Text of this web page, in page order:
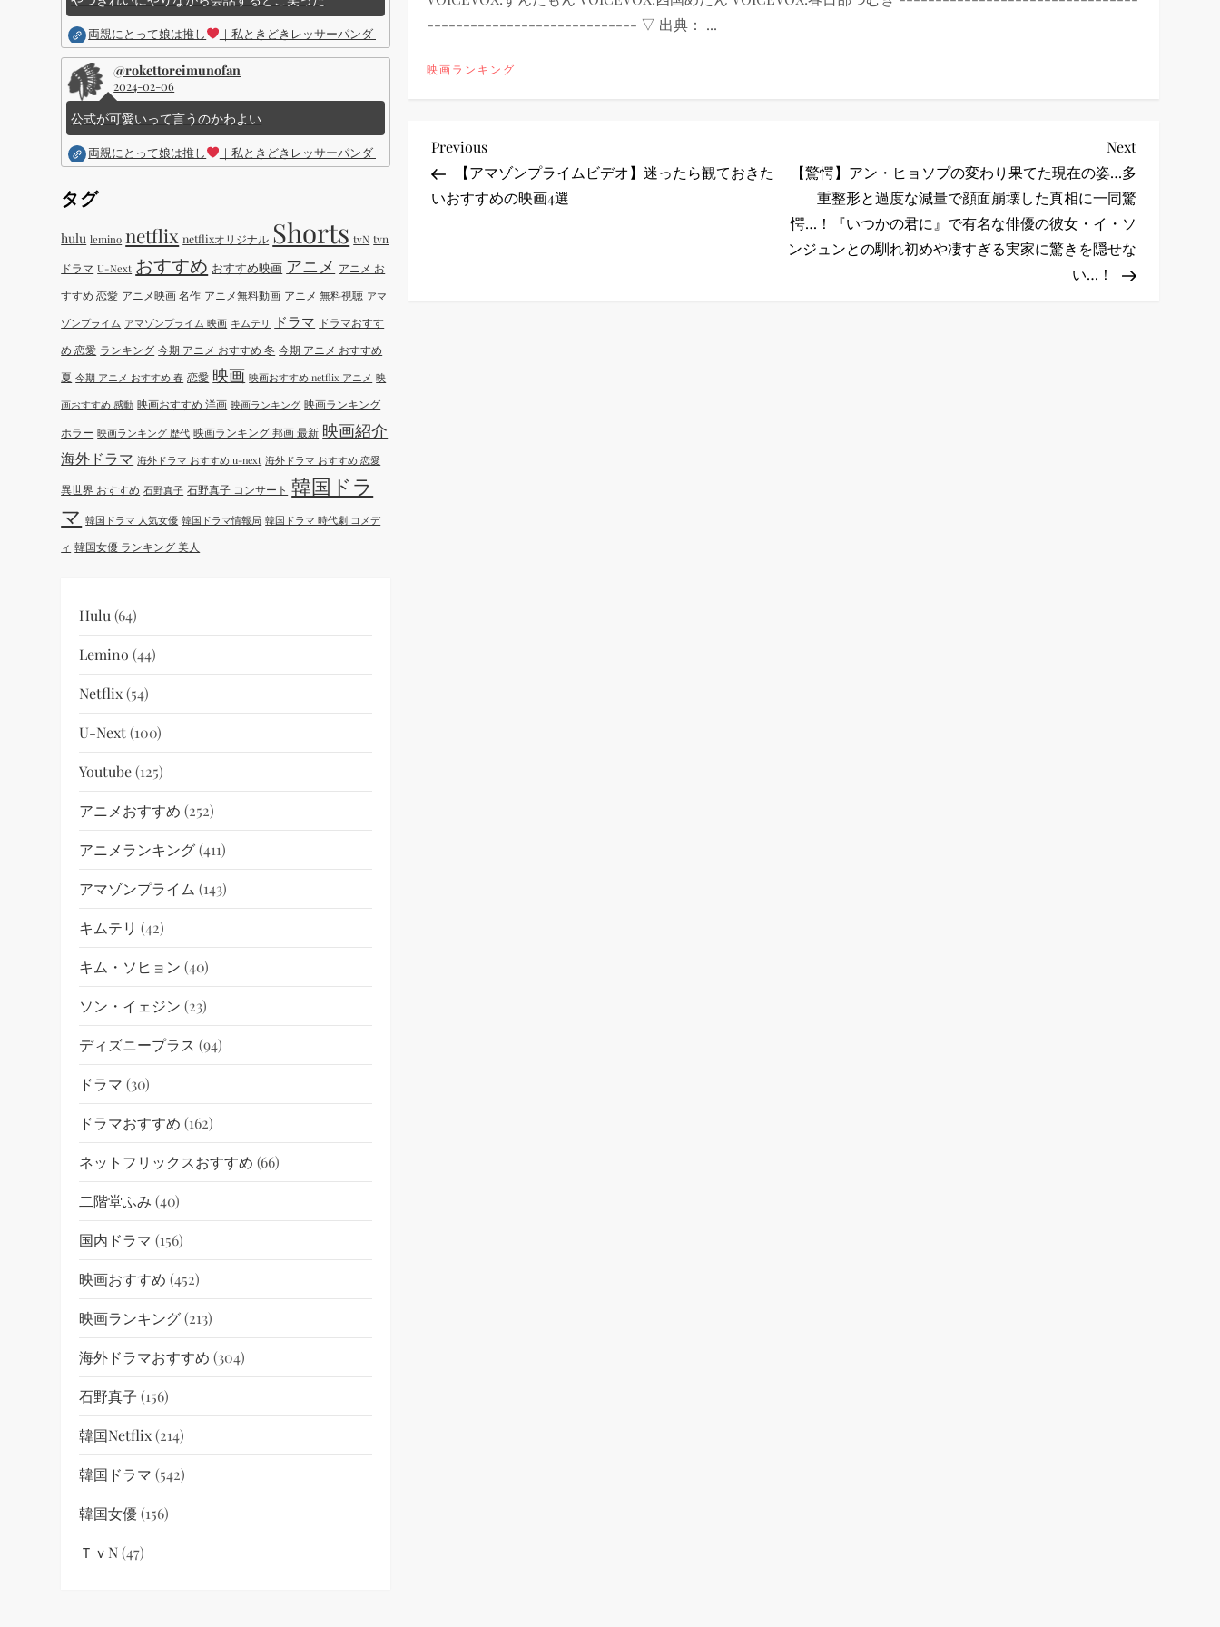
----------------------------- ▽ 出典： ...
映画ランキング
投
稿
Previous
Post
Previous
【アマゾンプライムビデオ】迷ったら観ておきた
いおすすめの映画4選
Next
Post
Next
【驚愕】アン・ヒョソプの変わり果てた現在の姿…多
重整形と過度な減量で顔面崩壊した真相に一同驚
愕…！『いつかの君に』で有名な俳優の彼女・イ・ソ
ンジュンとの馴れ初めや凄すぎる実家に驚きを隠せな
い…！
両親にとって娘は推し ｜私ときどきレッサーパンダ ｜Disney (ディズニープラス）
@rokettoreimunofan
2024-02-06
公式が可愛いって言うのかわよい
両親にとって娘は推し ｜私ときどきレッサーパンダ ｜Disney (ディズニープラス）
タグ
hulu lemino netflix netflixオリジナル Shorts tvN tvn
ドラマ U-Next おすすめ おすすめ映画 アニメ アニメ お
すすめ 恋愛 アニメ映画 名作 アニメ無料動画 アニメ 無料視聴 アマ
ゾンプライム アマゾンプライム 映画 キムテリ ドラマ ドラマおすす
め 恋愛 ランキング 今期 アニメ おすすめ 冬 今期 アニメ おすすめ
夏 今期 アニメ おすすめ 春 恋愛 映画 映画おすすめ netflix アニメ 映
画おすすめ 感動 映画おすすめ 洋画 映画ランキング 映画ランキング
ホラー 映画ランキング 歴代 映画ランキング 邦画 最新 映画紹介
海外ドラマ 海外ドラマ おすすめ u-next 海外ドラマ おすすめ 恋愛
異世界 おすすめ 石野真子 石野真子 コンサート 韓国ドラ
マ 韓国ドラマ 人気女優 韓国ドラマ情報局 韓国ドラマ 時代劇 コメデ
ィ 韓国女優 ランキング 美人
Hulu (64)
Lemino (44)
Netflix(54)
U-Next(100)
Youtube(125)
アニメおすすめ (252)
アニメランキング(411)
アマゾンプライム (143)
キムテリ (42)
キム・ソヒョン (40)
ソン・イェジン (23)
ディズニープラス (94)
ドラマ (30)
ドラマおすすめ (162)
ネットフリックスおすすめ (66)
二階堂ふみ (40)
国内ドラマ (156)
映画おすすめ (452)
映画ランキング(213)
海外ドラマおすすめ (304)
石野真子 (156)
韓国netflix(214)
韓国ドラマ (542)
韓国女優(156)
ＴｖN(47)